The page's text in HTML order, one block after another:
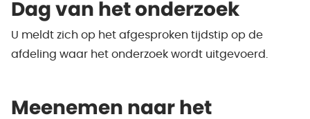
Dag van het onderzoek
U meldt zich op het afgesproken tijdstip op de
afdeling waar het onderzoek wordt uitgevoerd.
Meenemen naar het